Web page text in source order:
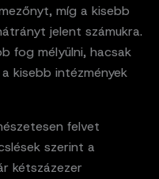
míg a kisebb
jelent számukra.
fog mélyülni, hacsak
kisebb intézmények
felvet
szerint a
kétszázezer